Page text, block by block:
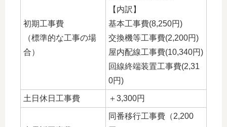
初期工事費
（標準的な工事の場
合）
【内訳】
基本工事費(8,250円)
交換機等工事費(2,200円)
屋内配線工事費(10,340円)
回線終端装置工事費(2,31
0円)
土日休日工事費 ＋3,300円
同番移行工事費（2,200